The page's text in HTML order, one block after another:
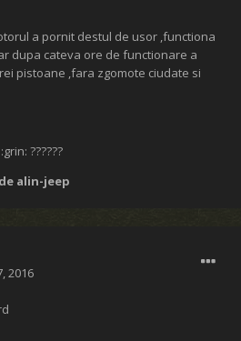
a pornit destul de usor ,functiona
dupa cateva ore de functionare a
pistoane ,fara zgomote ciudate si
??????
alin-jeep
2016